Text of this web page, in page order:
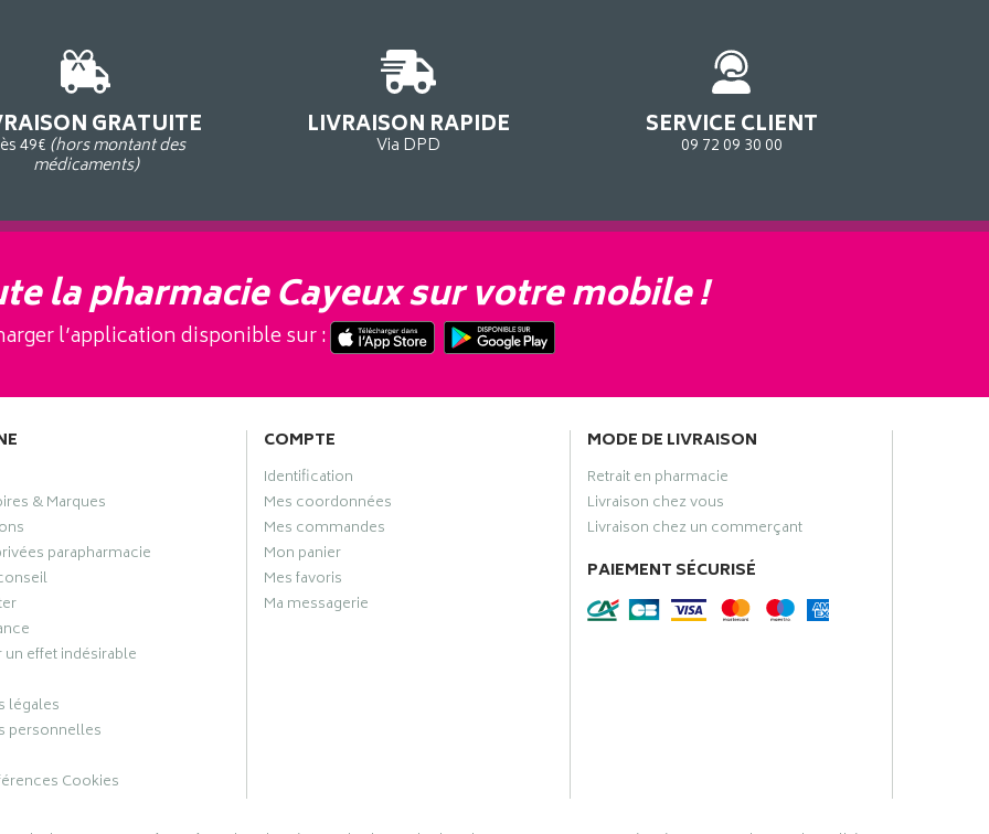
GRATUITE
49€(hors montant des
médicaments)
LIVRAISON RAPIDE
Via DPD
SERVICE CLIENT
09 72 09 30 00
la pharmacie Cayeux sur votre mobile !
l’application disponible sur :
& Marques
parapharmacie
effet indésirable
légales
personnelles
Cookies
COMPTE
Identification
Mes coordonnées
Mes commandes
Mon panier
Mes favoris
Ma messagerie
MODE DE LIVRAISON
Retrait en pharmacie
Livraison chez vous
Livraison chez un commerçant
PAIEMENT SÉCURISÉ